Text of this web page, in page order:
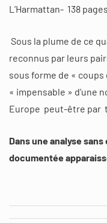
L’Harmattan- 138
Sous la plume de ce
reconnus par leurs
sous forme de «
« impensable » d’une
Europe peut-être par
Dans une analyse
documentée